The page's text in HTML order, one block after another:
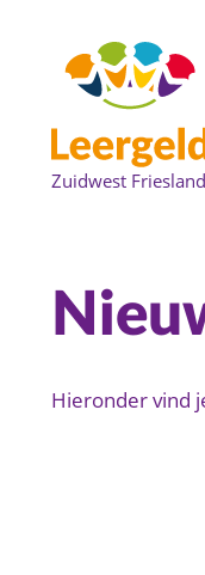
Hieronder vind